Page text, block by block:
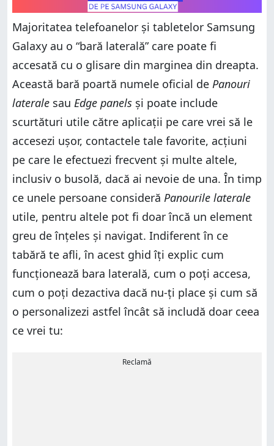
Majoritatea telefoanelor și tabletelor Samsung
Galaxy au o “bară laterală” care poate fi
accesată cu o glisare din marginea din dreapta.
Această bară poartă numele oficial de Panouri
laterale sau Edge panels și poate include
scurtături utile către aplicații pe care vrei să le
accesezi ușor, contactele tale favorite, acțiuni
pe care le efectuezi frecvent și multe altele,
inclusiv o busolă, dacă ai nevoie de una. În timp
ce unele persoane consideră Panourile laterale
utile, pentru altele pot fi doar încă un element
greu de înțeles și navigat. Indiferent în ce
tabără te afli, în acest ghid îți explic cum
funcționează bara laterală, cum o poți accesa,
cum o poți dezactiva dacă nu-ți place și cum să
o personalizezi astfel încât să includă doar ceea
ce vrei tu:
Reclamă